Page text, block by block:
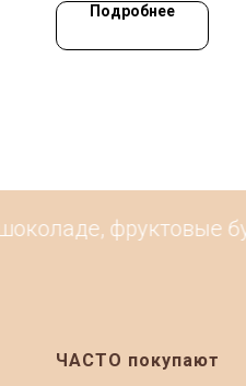
Подробнее
фруктовые
ЧАСТО покупают